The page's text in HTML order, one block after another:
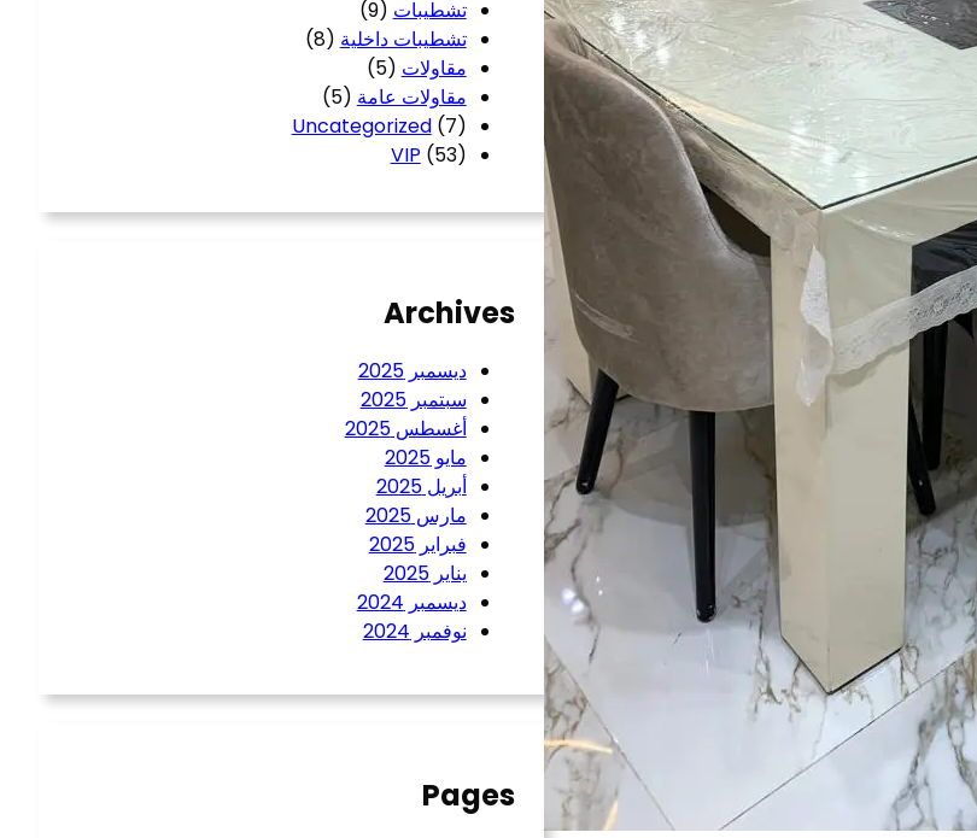
تشطيبات (9)
تشطيبات داخلية (8)
مقاولات (5)
مقاولات عامة (5)
Uncategorized(7)
VIP (53)
Archives
ديسمبر 2025
سبتمبر 2025
أغسطس 2025
مايو 2025
أبريل 2025
مارس 2025
فبراير 2025
يناير 2025
ديسمبر 2024
نوفمبر 2024
Pages